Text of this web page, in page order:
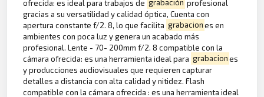
ofrecida: es ideal para trabajos de grabación profesional
gracias a su versatilidad y calidad óptica, Cuenta con
apertura constante f/2. 8, lo que facilita grabaciones en
ambientes con poca luz y genera un acabado más
profesional. Lente - 70- 200mm f/2. 8 compatible con la
cámara ofrecida: es una herramienta ideal para grabaciones
y producciones audiovisuales que requieren capturar
detalles a distancia con alta calidad y nitidez. Flash
compatible con la cámara ofrecida : es una herramienta ideal